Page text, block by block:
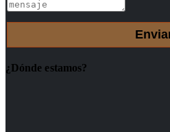
¿Dónde estamos?